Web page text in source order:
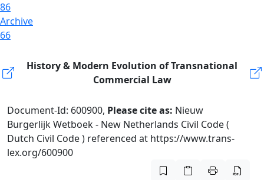
86
Archive
66
History & Modern Evolution of Transnational
Commercial Law
Document-Id: 600900, Please cite as: Nieuw
Burgerlijk Wetboek - New Netherlands Civil Code (
Dutch Civil Code ) referenced at https://www.trans-
lex.org/600900